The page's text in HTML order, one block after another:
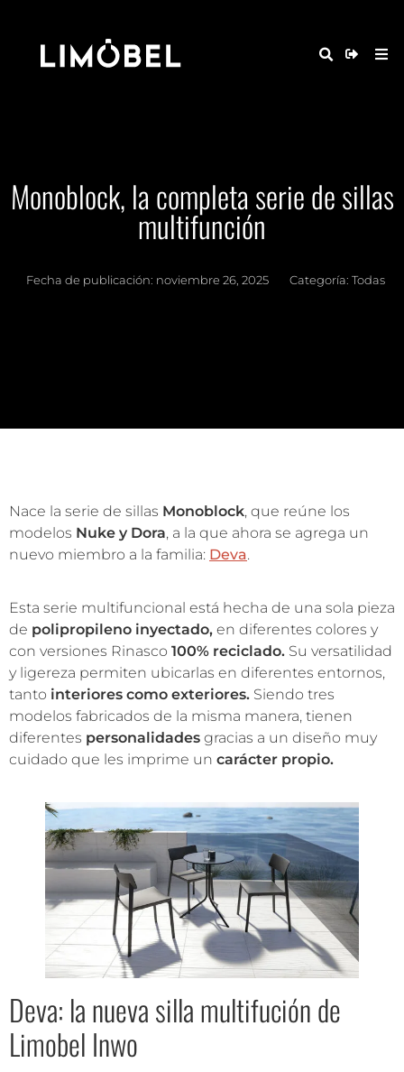
Monoblock, la completa serie de sillas
multifunción
Fecha de publicación: noviembre 26, 2025 Categoría: Todas
Nace la serie de sillas Monoblock, que reúne los
modelos Nuke y Dora, a la que ahora se agrega un
nuevo miembro a la familia: Deva.
Esta serie multifuncional está hecha de una sola pieza
de polipropileno inyectado, en diferentes colores y
con versiones Rinasco 100% reciclado. Su versatilidad
y ligereza permiten ubicarlas en diferentes entornos,
tanto interiores como exteriores. Siendo tres
modelos fabricados de la misma manera, tienen
diferentes personalidades gracias a un diseño muy
cuidado que les imprime un carácter propio.
Deva: la nueva silla multifución de
Limobel Inwo